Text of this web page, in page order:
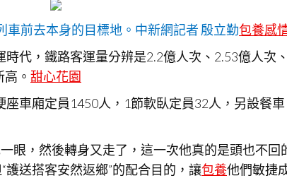
前去本身的目標地。中新網記者 殷立勤包養感
時代，鐵路客運量分辨是2.2億人次、2.53億人次
。 甜心花園
座車廂定員1450人，1節軟臥定員32人，另設餐
眼，然後轉身又走了，這一次他真的是頭也不
送搭客安然返鄉”的配合目的，讓包養他們敏捷